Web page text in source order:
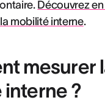
Découvrez
mobilité interne.
mesurer
interne ?